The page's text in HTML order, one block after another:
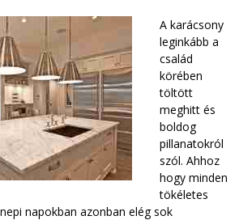
A karácsony
leginkább a
család
körében
töltött
meghitt és
boldog
pillanatokról
szól. Ahhoz
hogy minden
tökéletes
napokban azonban elég sok